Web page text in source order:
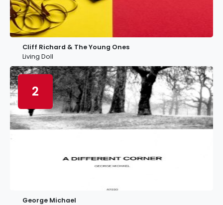
Cliff Richard & The Young Ones
Living Doll
2
George Michael